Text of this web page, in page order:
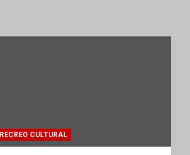
RECREO CULTURAL